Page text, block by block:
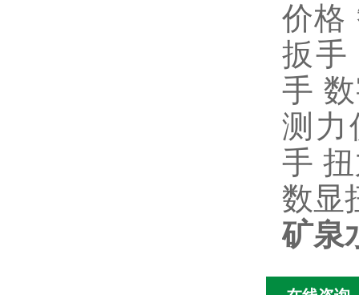
价格
扳手
手
测力
手
数显
矿泉